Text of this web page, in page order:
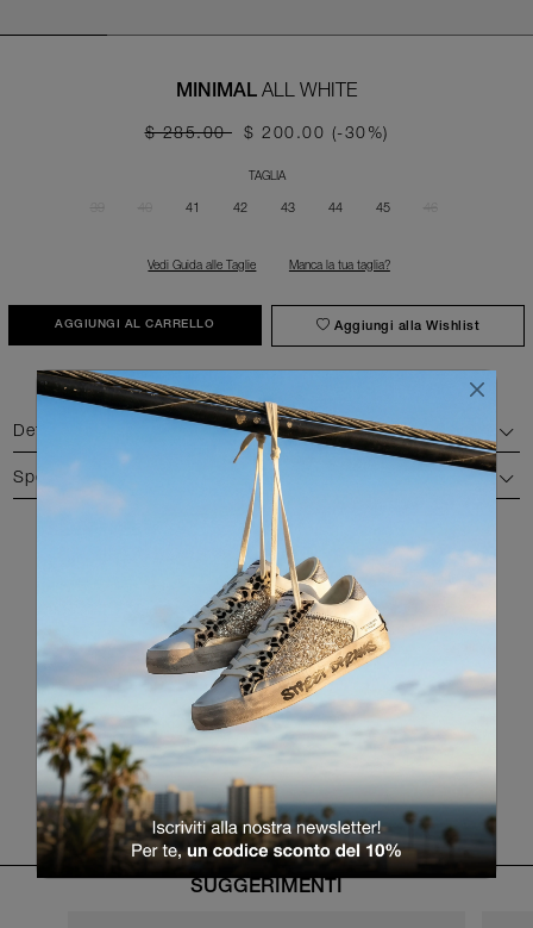
MINIMAL ALL WHITE
$ 285.00 $ 200.00 (-30%)
TAGLIA
41 42 43 44 45
Vedi Guida alle Taglie Manca la tua taglia?
AGGIUNGI AL CARRELLO Aggiungi alla Wishlist
Dettagli
Spedizione e reso
COLORI DISPONIBILI
RITORNA ALLA LISTA PRODOTTI
SUGGERIMENTI